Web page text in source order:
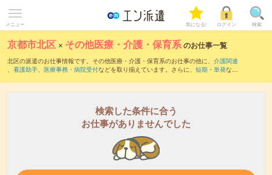
メニュー 気になる! ログイン 検索
京都市北区 × その他医療・介護・保育系のお仕事一覧
北区の派遣のお仕事情報です。その他医療・介護・保育系のお仕事の他に、 介護関連
、 看護助手、 医療事務・病院受付などを取り揃えています。さらに、 短期 ・ 単発など
検索した条件に合う
お仕事がありませんでした